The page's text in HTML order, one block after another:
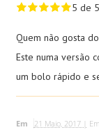
5 de 5
Quem não gosta
Este numa versão
um bolo rápido e
Em 21 Maio, 2017 | Em